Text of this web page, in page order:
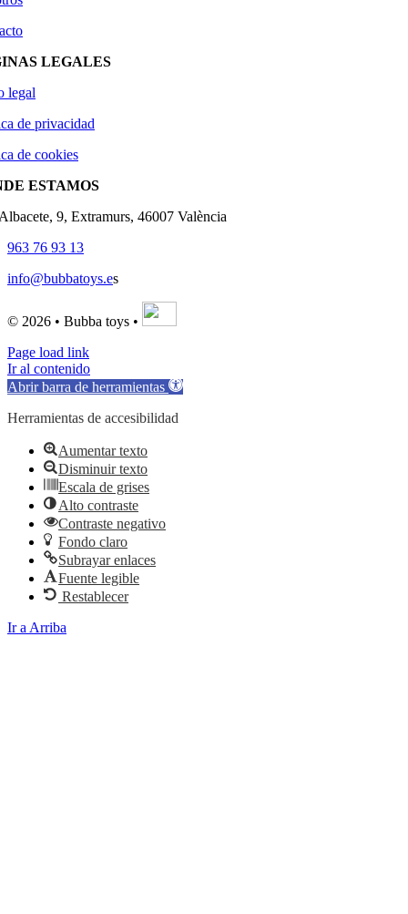
LEGALES
legal
de privacidad
de cookies
ESTAMOS
9, Extramurs, 46007 València
963 76 93 13
info@bubbatoys.es
© 2026 • Bubba toys •
Page load link
Ir al contenido
Abrir barra de herramientas
Herramientas de accesibilidad
Aumentar texto
Disminuir texto
Escala de grises
Alto contraste
Contraste negativo
Fondo claro
Subrayar enlaces
Fuente legible
Restablecer
Ir a Arriba